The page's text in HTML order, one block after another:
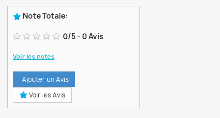
Note Totale:
0/5- 0Avis
Voir les notes
Ajouter un Avis
Voir les Avis